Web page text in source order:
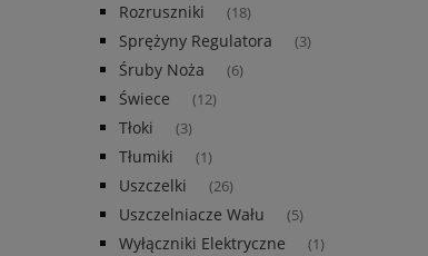
Rozruszniki (18)
Sprężyny Regulatora (3)
Śruby Noża (6)
Świece (12)
Tłoki (3)
Tłumiki (1)
Uszczelki (26)
Uszczelniacze Wału (5)
Wyłączniki Elektryczne (1)